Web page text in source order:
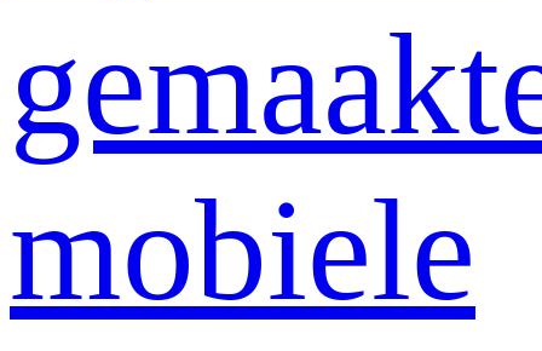
mobiele